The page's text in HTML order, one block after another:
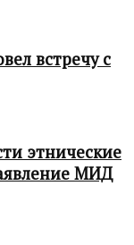
встречу с
этнические
МИД